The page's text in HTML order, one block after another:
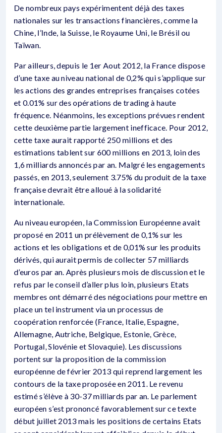
De nombreux pays expérimentent déjà des taxes
nationales sur les transactions financières, comme la
Chine, l’Inde, la Suisse, le Royaume Uni, le Brésil ou
Taïwan.
Par ailleurs, depuis le 1er Aout 2012, la France dispose
d’une taxe au niveau national de 0,2% qui s’applique sur
les actions des grandes entreprises françaises cotées
et 0.01% sur des opérations de trading à haute
fréquence. Néanmoins, les exceptions prévues rendent
cette deuxième partie largement inefficace. Pour 2012,
cette taxe aurait rapporté 250 millions et des
estimations tablent sur 600 millions en 2013, loin des
1,6 milliards annoncés par an. Malgré les engagements
passés, en 2013, seulement 3.75% du produit de la taxe
française devrait être alloué à la solidarité
internationale.
Au niveau européen, la Commission Européenne avait
proposé en 2011 un prélèvement de 0,1% sur les
actions et les obligations et de 0,01% sur les produits
dérivés, qui aurait permis de collecter 57 milliards
d’euros par an. Après plusieurs mois de discussion et le
refus par le conseil d’aller plus loin, plusieurs Etats
membres ont démarré des négociations pour mettre en
place un tel instrument via un processus de
coopération renforcée (France, Italie, Espagne,
Allemagne, Autriche, Belgique, Estonie, Grèce,
Portugal, Slovénie et Slovaquie). Les discussions
portent sur la proposition de la commission
européenne de février 2013 qui reprend largement les
contours de la taxe proposée en 2011. Le revenu
estimé s’élève à 30-37 milliards par an. Le parlement
européen s’est prononcé favorablement sur ce texte
début juillet 2013 mais les positions de certains Etats